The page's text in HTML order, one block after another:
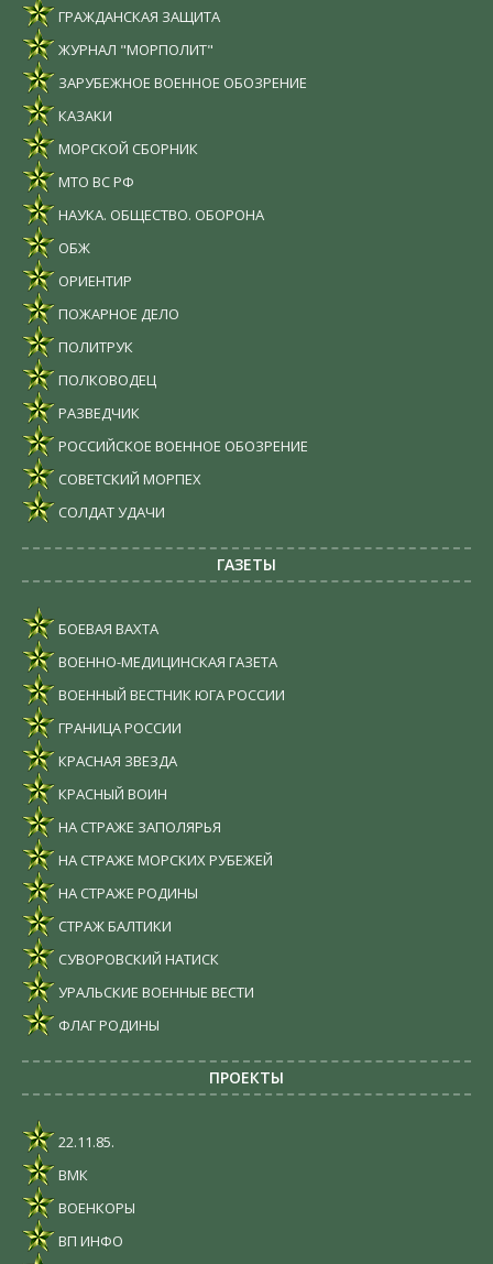
ГРАЖДАНСКАЯ ЗАЩИТА
ЖУРНАЛ "МОРПОЛИТ"
ЗАРУБЕЖНОЕ ВОЕННОЕ ОБОЗРЕНИЕ
КАЗАКИ
МОРСКОЙ СБОРНИК
МТО ВС РФ
НАУКА. ОБЩЕСТВО. ОБОРОНА
ОБЖ
ОРИЕНТИР
ПОЖАРНОЕ ДЕЛО
ПОЛИТРУК
ПОЛКОВОДЕЦ
РАЗВЕДЧИК
РОССИЙСКОЕ ВОЕННОЕ ОБОЗРЕНИЕ
СОВЕТСКИЙ МОРПЕХ
СОЛДАТ УДАЧИ
ГАЗЕТЫ
БОЕВАЯ ВАХТА
ВОЕННО-МЕДИЦИНСКАЯ ГАЗЕТА
ВОЕННЫЙ ВЕСТНИК ЮГА РОССИИ
ГРАНИЦА РОССИИ
КРАСНАЯ ЗВЕЗДА
КРАСНЫЙ ВОИН
НА СТРАЖЕ ЗАПОЛЯРЬЯ
НА СТРАЖЕ МОРСКИХ РУБЕЖЕЙ
НА СТРАЖЕ РОДИНЫ
СТРАЖ БАЛТИКИ
СУВОРОВСКИЙ НАТИСК
УРАЛЬСКИЕ ВОЕННЫЕ ВЕСТИ
ФЛАГ РОДИНЫ
ПРОЕКТЫ
22.11.85.
ВМК
ВОЕНКОРЫ
ВП ИНФО